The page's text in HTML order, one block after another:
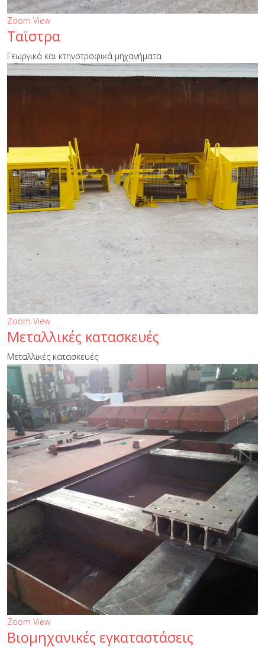
Zoom View
Ταϊστρα
Γεωργικά και κτηνοτροφικά μηχανήματα
Zoom View
Μεταλλικές κατασκευές
Μεταλλικές κατασκευές
Zoom View
Βιομηχανικές εγκαταστάσεις